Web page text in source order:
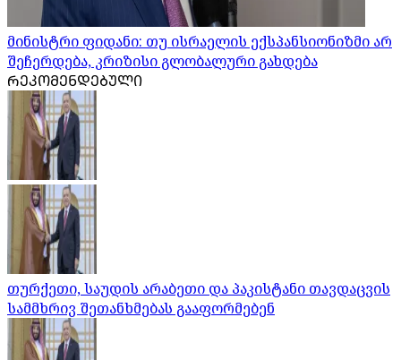
მინისტრი ფიდანი: თუ ისრაელის ექსპანსიონიზმი არ
შეჩერდება, კრიზისი გლობალური გახდება
ᲠᲔᲙᲝᲛᲔᲜᲓᲔᲑᲣᲚᲘ
თურქეთი, საუდის არაბეთი და პაკისტანი თავდაცვის
სამმხრივ შეთანხმებას გააფორმებენ